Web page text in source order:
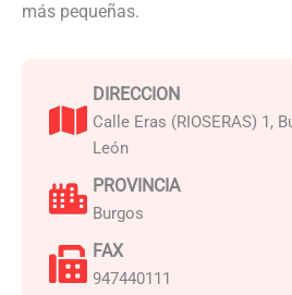
más pequeñas.
DIRECCION
Calle Eras (RIOSERAS) 1,
León
PROVINCIA
Burgos
FAX
947440111